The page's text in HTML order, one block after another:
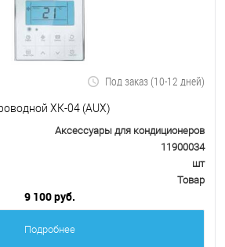
Под заказ (10-12 дней)
ХК-04 (AUX)
Аксессуары для кондиционеров
11900034
шт
Товар
9 100 руб.
Подробнее